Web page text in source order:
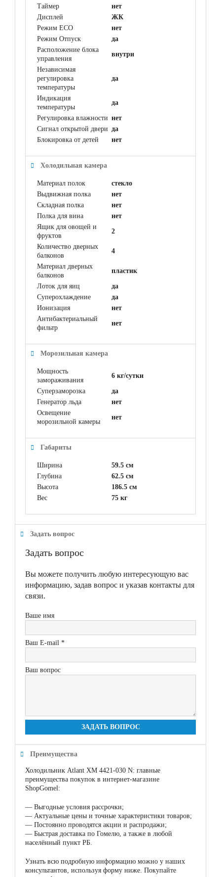
Таймер
нет
Дисплей
ЖК
Режим ECO
нет
Режим Отпуск
да
Расположение блока
управления
внутри
Независимая
регулировка
температуры
да
Индикация
температуры
да
Регулировка влажности нет
Сигнал открытой двери да
Блокировка от детей
нет
Холодильная камера
Материал полок
стекло
Выдвижная полка
нет
Складная полка
нет
Полка для вина
нет
Ящик для овощей и
фруктов
2
Количество дверных
балконов
4
Материал дверных
балконов
пластик
Лоток для яиц
да
Суперохлаждение
да
Ионизация
нет
Антибактериальный
фильтр
нет
Морозильная камера
Мощность
замораживания
6 кг/сутки
Суперзаморозка
да
Генератор льда
нет
Освещение
морозильной камеры
нет
Габариты
Ширина
59.5 см
Глубина
62.5 см
Высота
186.5 см
Вес
75 кг
Задать вопрос
Задать вопрос
Вы можете получить любую интересующую вас
информацию, задав вопрос и указав контакты для
связи.
Ваше имя
Ваш E-mail *
Ваш вопрос
ЗАДАТЬ ВОПРОС
Преимущества
Холодильник Atlant ХМ 4421-030 N: главные
преимущества покупок в интернет-магазине
ShopGomel:
— Выгодные условия рассрочки;
— Актуальные цены и точные характеристики товаров;
— Постоянно проводятся акции и распродажи;
— Быстрая доставка по Гомелю, а также в любой
населённый пункт РБ.
Узнать всю подробную информацию можно у наших
консультантов, используя форму ниже. Покупайте